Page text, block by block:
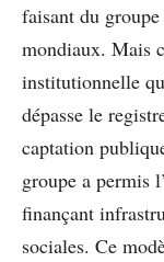
faisant du
mondiaux. Mais
institutionnelle
dépasse le
captation
groupe a permis
finançant
sociales. Ce